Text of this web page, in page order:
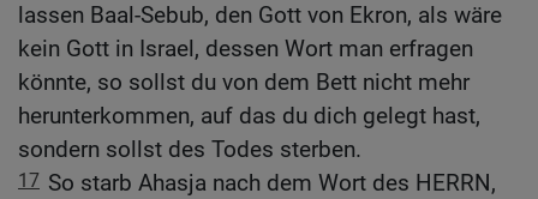
lassen Baal-Sebub, den Gott von Ekron, als wäre
kein Gott in Israel, dessen Wort man erfragen
könnte, so sollst du von dem Bett nicht mehr
herunterkommen, auf das du dich gelegt hast,
sondern sollst des Todes sterben.
17 So starb Ahasja nach dem Wort des HERRN,